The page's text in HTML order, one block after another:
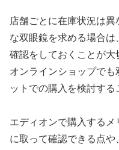
店舗ごとに在庫状況は
な双眼鏡を求める場合
確認をしておくことが
オンラインショップで
ットでの購入を検討する
エディオンで購入する
に取って確認できる点